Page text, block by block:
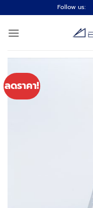
ไป
ยัง
Follow us:
ลดราคา!